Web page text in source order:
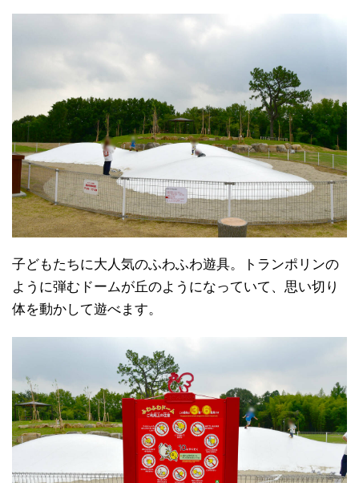
子どもたちに大人気のふわふわ遊具。トランポリンの
ように弾むドームが丘のようになっていて、思い切り
体を動かして遊べます。